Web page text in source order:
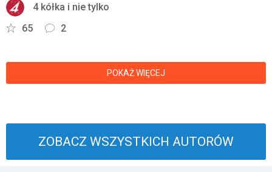
4 kółka i nie tylko
65
2
POKAŻ WIĘCEJ
ZOBACZ WSZYSTKICH AUTORÓW